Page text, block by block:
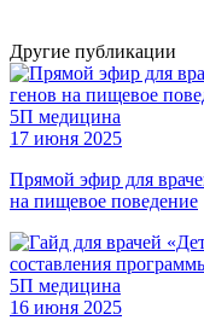
Другие публикации
5П медицина
17 июня 2025
Прямой эфир для
на пищевое поведение
5П медицина
16 июня 2025